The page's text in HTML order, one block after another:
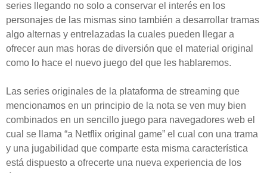
series llegando no solo a conservar el interés en los
personajes de las mismas sino también a desarrollar tramas
algo alternas y entrelazadas la cuales pueden llegar a
ofrecer aun mas horas de diversión que el material original
como lo hace el nuevo juego del que les hablaremos.
Las series originales de la plataforma de streaming que
mencionamos en un principio de la nota se ven muy bien
combinados en un sencillo juego para navegadores web el
cual se llama “a Netflix original game” el cual con una trama
y una jugabilidad que comparte esta misma característica
está dispuesto a ofrecerte una nueva experiencia de los